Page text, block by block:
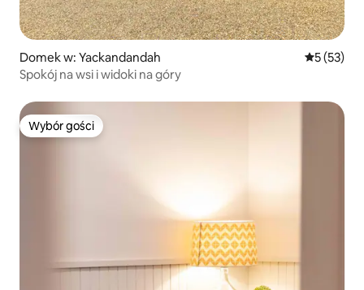
Domek w: Yackandandah Średnia
5 (53)
Spokój na wsi i widoki na góry
Wybór gości
Wybór gości